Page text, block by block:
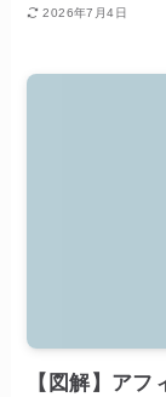
2026年7月4日
【図解】ア